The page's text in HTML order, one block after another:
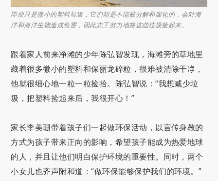
即便只是微小的塑料垃圾，它们却是不能被分解和腐化的，会对海
洋和海洋生物造成危害，因此志工努力地将这些垃圾捡起来。
跟着家人前来净滩的少年陈弘智发现，海滩旁的草地里
藏着很多微小的塑料和保丽龙碎粒，很难被清除干净，
他就很细心地一粒一粒捡拾。陈弘智说：“我想减少垃
圾，把塑料捡起来后，我很开心！”
家长李美珊带着孩子们一起做环保活动，以言传身教的
方式为孩子带来正向的影响，希望孩子能成为热爱地球
的人，并且让他们明白保护环境的重要性。同时，两个
小女儿也齐声附和道：“做环保能够保护我们的环境。”